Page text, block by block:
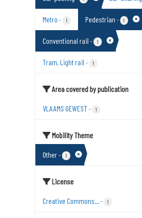
Metro - 1 Pedestrian - 1
Conventional rail - 1
Tram, Light rail - 1
Area covered by publication
VLAAMS GEWEST- 1
Mobility Theme
Other- 1
License
Creative Commons...- 1